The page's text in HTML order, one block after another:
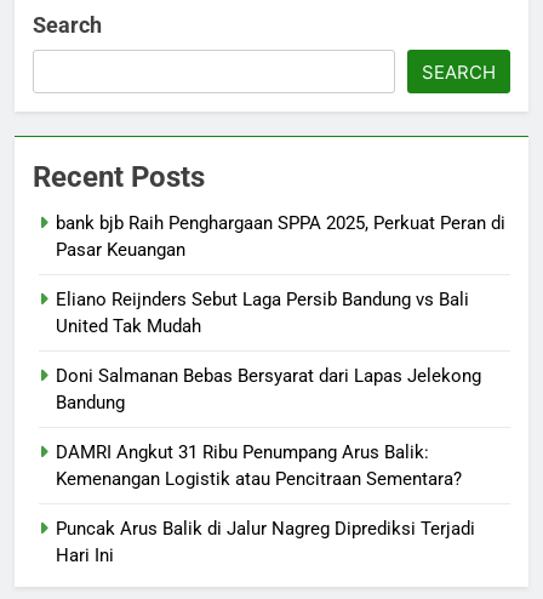
Search
SEARCH
Recent Posts
bank bjb Raih Penghargaan SPPA 2025, Perkuat Peran di
Pasar Keuangan
Eliano Reijnders Sebut Laga Persib Bandung vs Bali
United Tak Mudah
Doni Salmanan Bebas Bersyarat dari Lapas Jelekong
Bandung
DAMRI Angkut 31 Ribu Penumpang Arus Balik:
Kemenangan Logistik atau Pencitraan Sementara?
Puncak Arus Balik di Jalur Nagreg Diprediksi Terjadi
Hari Ini